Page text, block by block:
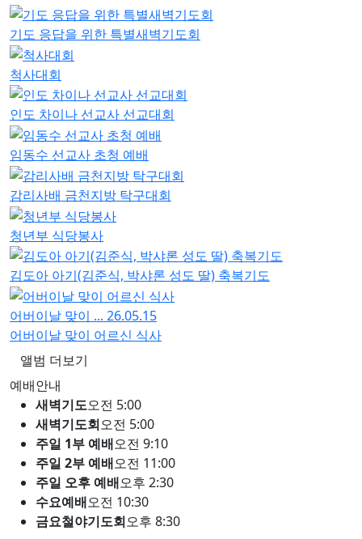
기도 응답을 위한 특별새벽기도회
척사대회
인도 차이나 선교사 선교대회
임동수 선교사 초청 예배
감리사배 금천지방 탁구대회
청년부 식당봉사
김도아 아기(김준식, 박샤론 성도 딸) 축복기도
어버이날 맞이 ... 26.05.15
어버이날 맞이 어르신 식사
앨범 더보기
예배안내
새벽기도오전 5:00
새벽기도회오전 5:00
주일 1부 예배오전 9:10
주일 2부 예배오전 11:00
주일 오후 예배오후 2:30
수요예배오전 10:30
금요철야기도회오후 8:30